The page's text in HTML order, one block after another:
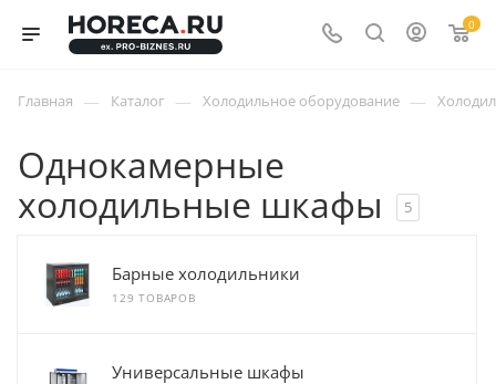
0
Главная — Каталог — Холодильное оборудование —
Однокамерные
холодильные шкафы
5
Барные холодильники
129 ТОВАРОВ
Универсальные шкафы